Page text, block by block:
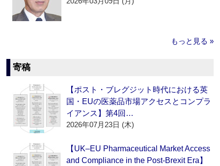
もっと見る »
寄稿
【ポスト・ブレグジット時代における英
国・EUの医薬品市場アクセスとコンプラ
イアンス】第4回…
2026年07月23日 (木)
【UK–EU Pharmaceutical Market Access
and Compliance in the Post-Brexit Era】